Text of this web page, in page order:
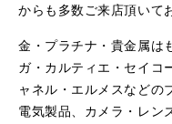
からも多数ご来店頂いて
金・プラチナ・貴金属は
ガ・カルティエ・セイコ
ャネル・エルメスなどの
電気製品、カメラ・レン